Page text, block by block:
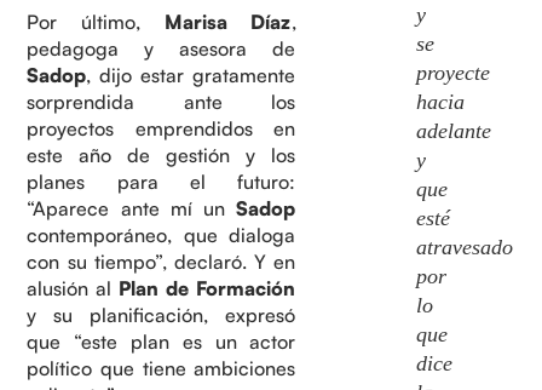
y
se
proyecte
hacia
adelante
y
que
esté
atravesado
por
lo
que
dice
Por último, Marisa Díaz,
pedagoga y asesora de
Sadop, dijo estar gratamente
sorprendida ante los
proyectos emprendidos en
este año de gestión y los
planes para el futuro:
“Aparece ante mí unSadop
contemporáneo, que dialoga
con su tiempo”, declaró. Y en
alusión al Plan de Formación
y su planificación, expresó
que “este plan es un actor
político que tiene ambiciones